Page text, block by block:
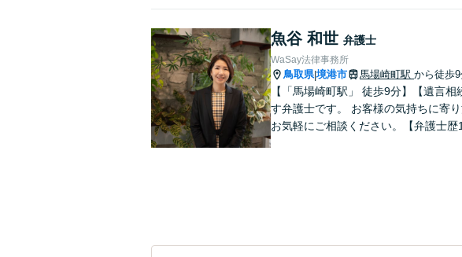
魚谷 和世 弁護士
WaSay法律事務所
鳥取県|境港市 馬場崎町駅 から徒歩
【「馬場崎町駅」 徒歩9分】【遺言
す弁護士です。 お客様の気持ちに寄
お気軽にご相談ください。【弁護士歴